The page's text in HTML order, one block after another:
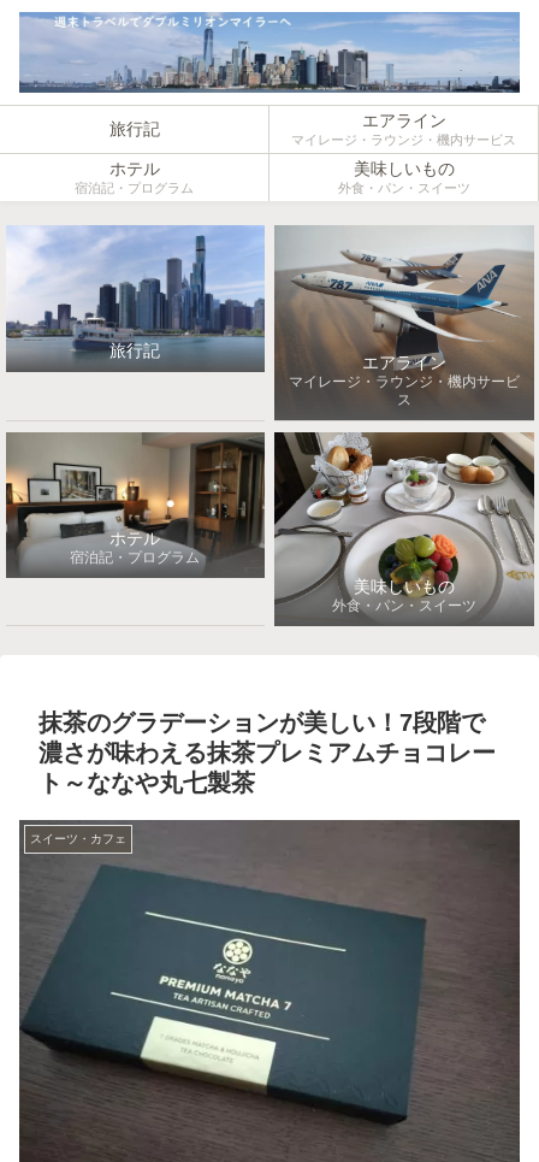
旅行記 エアライン
マイレージ・ラウンジ・機内サービス
ホテル
宿泊記・プログラム
美味しいもの
外食・パン・スイーツ
旅行記
エアライン
マイレージ・ラウンジ・機内サービ
ス
ホテル
宿泊記・プログラム
美味しいもの
外食・パン・スイーツ
抹茶のグラデーションが美しい！7段階で
濃さが味わえる抹茶プレミアムチョコレー
ト～ななや丸七製茶
スイーツ・カフェ